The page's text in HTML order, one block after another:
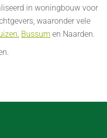
in woningbouw voor
waaronder vele
, Bussum en Naarden.